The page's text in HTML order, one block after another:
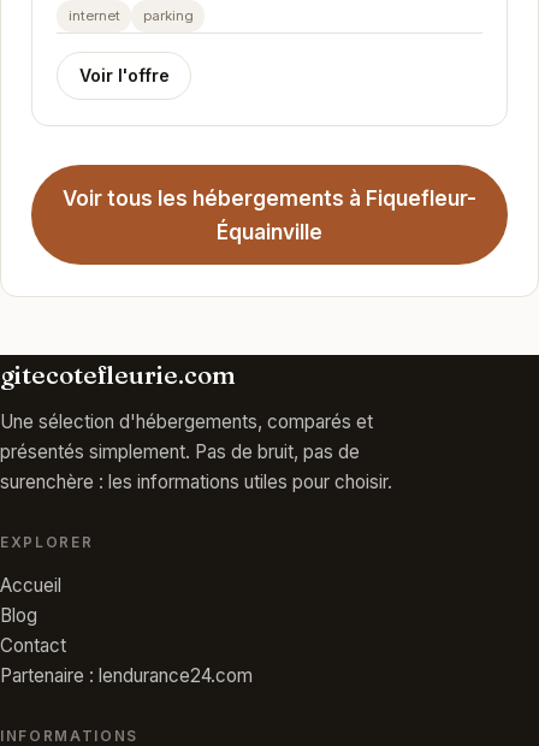
internet parking
Voir l'offre
Voir tous les hébergements à Fiquefleur-
Équainville
gitecotefleurie.com
Une sélection d'hébergements, comparés et
présentés simplement. Pas de bruit, pas de
surenchère : les informations utiles pour choisir.
EXPLORER
Accueil
Blog
Contact
Partenaire : lendurance24.com
INFORMATIONS